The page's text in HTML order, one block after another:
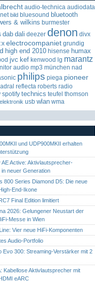
audio-technica audiodata
bild bluesound bluetooth
& wilkins burmester
dab dali deezer denon divx
electrocompaniet grundig
high end 2010 hisense humax
jvc kef kenwood lg marantz
audio mp3 münchen nad
philips piega pioneer
reflecta roberts radio
spotify technics teufel thomson
usb wlan wma
und UDP900MKII erhalten
Active: Aktivlautsprecher-
neuer Generation
800 Series Diamond D5: Die neue
End-Ikone
Final Edition limitiert
2026: Gelungener Neustart der
Messe in Wien
Vier neue HiFi-Komponenten
Audio-Portfolio
Evo 300: Streaming-Verstärker mit 2
Kabellose Aktivlautsprecher mit
eARC